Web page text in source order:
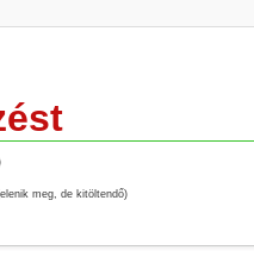
meg, de kitöltendő)